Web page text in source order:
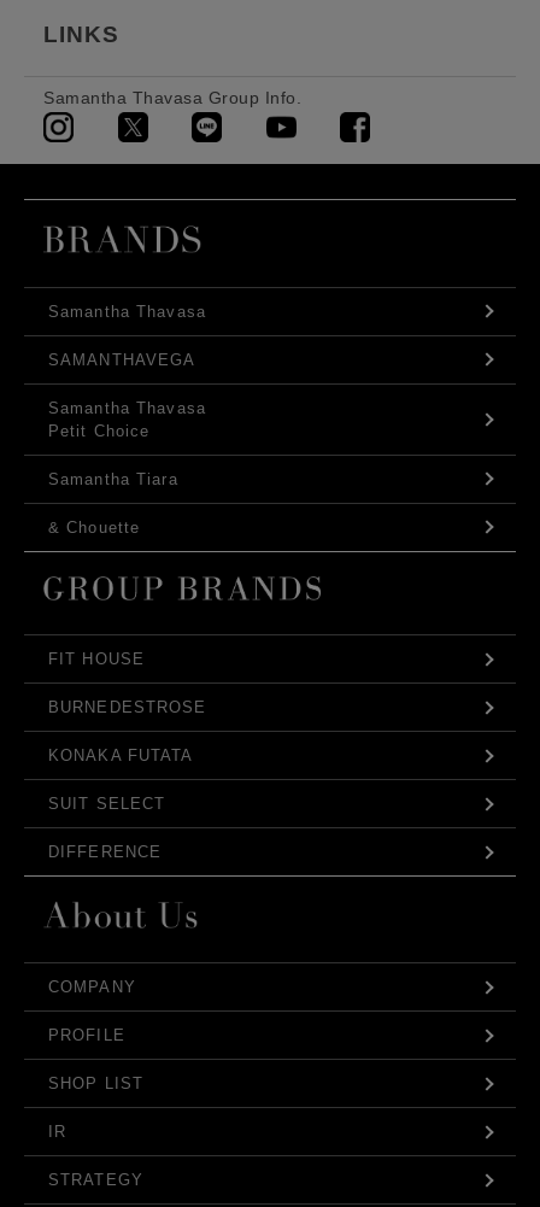
LINKS
Samantha Thavasa Group Info.
Samantha Thavasa
SAMANTHAVEGA
Samantha Thavasa
Petit Choice
Samantha Tiara
& Chouette
FIT HOUSE
BURNEDESTROSE
KONAKA FUTATA
SUIT SELECT
DIFFERENCE
COMPANY
PROFILE
SHOP LIST
IR
STRATEGY